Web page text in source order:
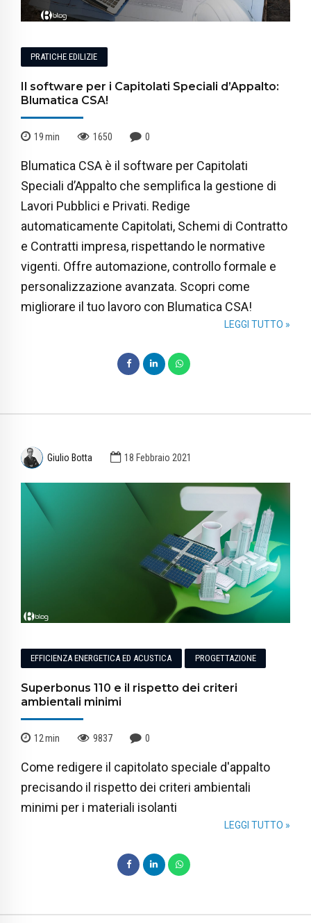
PRATICHE EDILIZIE
Il software per i Capitolati Speciali d’Appalto:
Blumatica CSA!
19min 1650 0
Blumatica CSA è il software per Capitolati
Speciali d’Appalto che semplifica la gestione di
Lavori Pubblici e Privati. Redige
automaticamente Capitolati, Schemi di Contratto
e Contratti impresa, rispettando le normative
vigenti. Offre automazione, controllo formale e
personalizzazione avanzata. Scopri come
migliorare il tuo lavoro con Blumatica CSA!
LEGGI TUTTO »
Giulio Botta 18 Febbraio 2021
EFFICIENZA ENERGETICA ED ACUSTICA PROGETTAZIONE
Superbonus 110 e il rispetto dei criteri
ambientali minimi
12min 9837 0
Come redigere il capitolato speciale d'appalto
precisando il rispetto dei criteri ambientali
minimi per i materiali isolanti
LEGGI TUTTO »